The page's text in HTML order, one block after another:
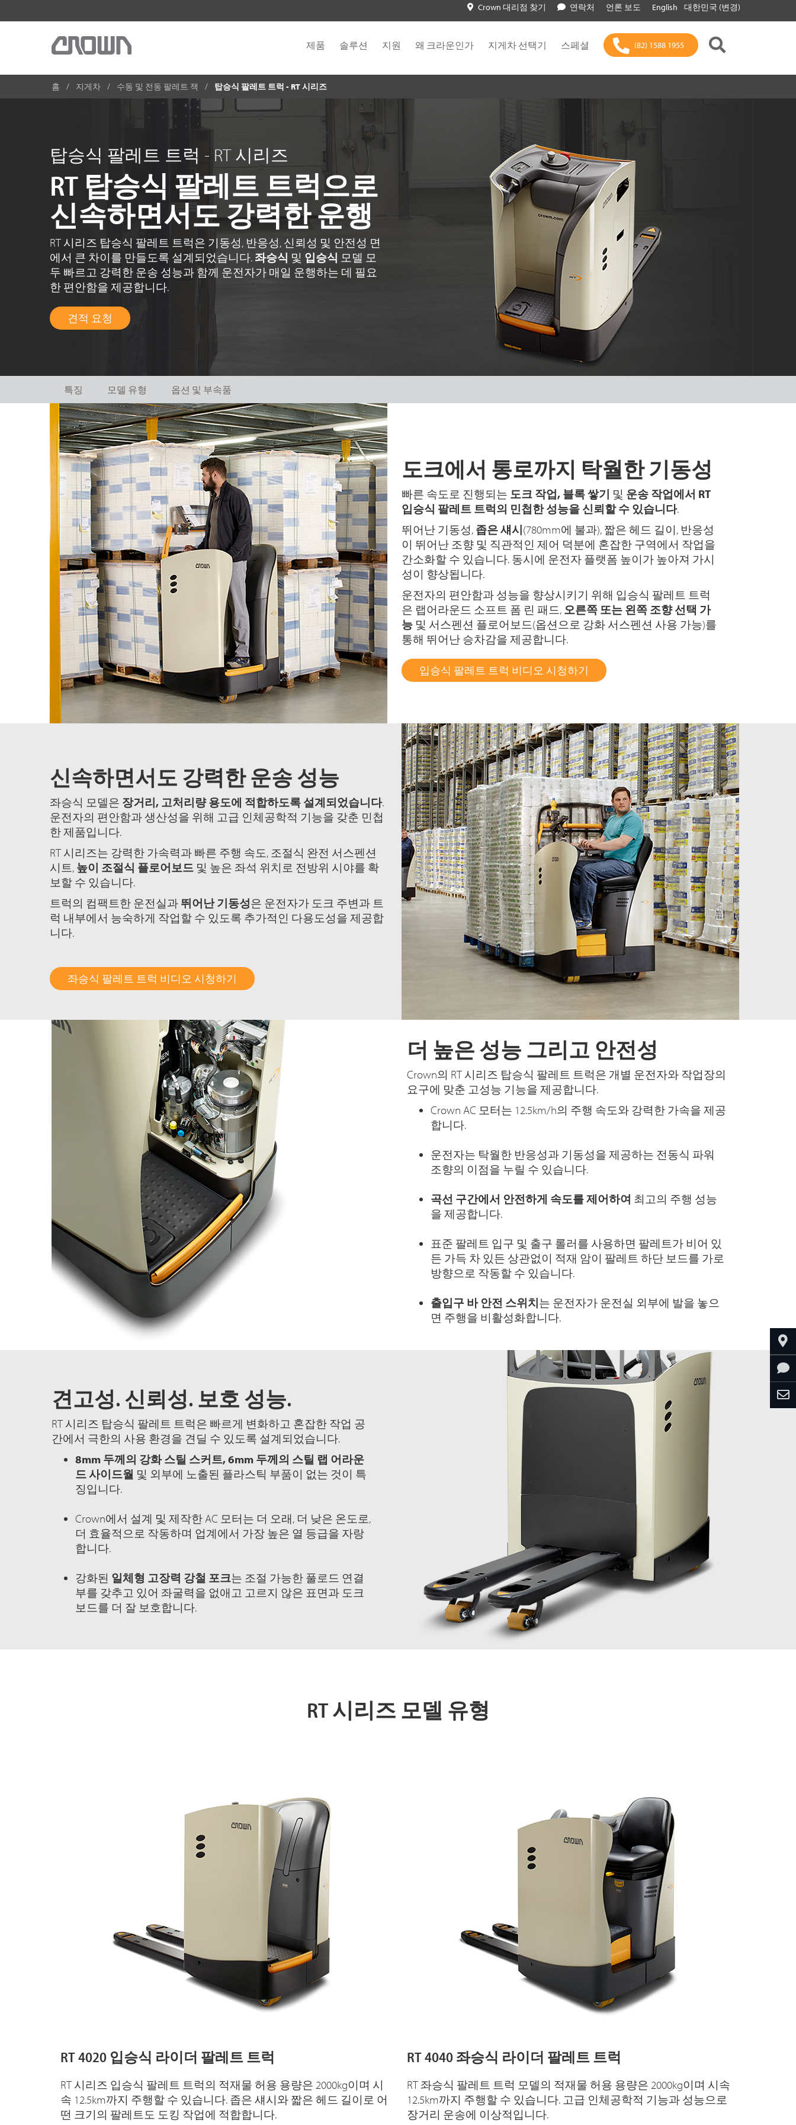
Crown 대리점 찾기 연락처 언론 보도 English 대한민국 (변경)
제품 솔루션 지원 왜 크라운인가 지게차 선택기 스페셜 (82) 1588 1955
홈 지게차 수동 및 전동 팔레트 잭 탑승식 팔레트 트럭 - RT 시리즈
탑승식 팔레트 트럭 - RT 시리즈
RT 탑승식 팔레트 트럭으로
신속하면서도 강력한 운행
RT 시리즈 탑승식 팔레트 트럭은 기동성, 반응성, 신뢰성 및 안전성 면
에서 큰 차이를 만들도록 설계되었습니다. 좌승식 및 입승식 모델 모
두 빠르고 강력한 운송 성능과 함께 운전자가 매일 운행하는 데 필요
한 편안함을 제공합니다.
견적 요청
특징 모델 유형 옵션 및 부속품
도크에서 통로까지 탁월한 기동성
빠른 속도로 진행되는 도크 작업, 블록 쌓기 및 운송 작업에서 RT
입승식 팔레트 트럭의 민첩한 성능을 신뢰할 수 있습니다.
뛰어난 기동성, 좁은 섀시(780mm에 불과), 짧은 헤드 길이, 반응성
이 뛰어난 조향 및 직관적인 제어 덕분에 혼잡한 구역에서 작업을
간소화할 수 있습니다. 동시에 운전자 플랫폼 높이가 높아져 가시
성이 향상됩니다.
운전자의 편안함과 성능을 향상시키기 위해 입승식 팔레트 트럭
은 랩어라운드 소프트 폼 린 패드, 오른쪽 또는 왼쪽 조향 선택 가
능 및 서스펜션 플로어보드(옵션으로 강화 서스펜션 사용 가능)를
통해 뛰어난 승차감을 제공합니다.
입승식 팔레트 트럭 비디오 시청하기
신속하면서도 강력한 운송 성능
좌승식 모델은 장거리, 고처리량 용도에 적합하도록 설계되었습니다.
운전자의 편안함과 생산성을 위해 고급 인체공학적 기능을 갖춘 민첩
한 제품입니다.
RT 시리즈는 강력한 가속력과 빠른 주행 속도, 조절식 완전 서스펜션
시트, 높이 조절식 플로어보드 및 높은 좌석 위치로 전방위 시야를 확
보할 수 있습니다.
트럭의 컴팩트한 운전실과 뛰어난 기동성은 운전자가 도크 주변과 트
럭 내부에서 능숙하게 작업할 수 있도록 추가적인 다용도성을 제공합
니다.
좌승식 팔레트 트럭 비디오 시청하기
더 높은 성능 그리고 안전성
Crown의 RT 시리즈 탑승식 팔레트 트럭은 개별 운전자와 작업장의
요구에 맞춘 고성능 기능을 제공합니다.
Crown AC 모터는 12.5km/h의 주행 속도와 강력한 가속을 제공
합니다.
운전자는 탁월한 반응성과 기동성을 제공하는 전동식 파워
조향의 이점을 누릴 수 있습니다.
곡선 구간에서 안전하게 속도를 제어하여 최고의 주행 성능
을 제공합니다.
표준 팔레트 입구 및 출구 롤러를 사용하면 팔레트가 비어 있
든 가득 차 있든 상관없이 적재 암이 팔레트 하단 보드를 가로
방향으로 작동할 수 있습니다.
출입구 바 안전 스위치는 운전자가 운전실 외부에 발을 놓으
면 주행을 비활성화합니다.
견고성. 신뢰성. 보호 성능.
RT 시리즈 탑승식 팔레트 트럭은 빠르게 변화하고 혼잡한 작업 공
간에서 극한의 사용 환경을 견딜 수 있도록 설계되었습니다.
8mm 두께의 강화 스틸 스커트, 6mm 두께의 스틸 랩 어라운
드 사이드월 및 외부에 노출된 플라스틱 부품이 없는 것이 특
징입니다.
Crown에서 설계 및 제작한 AC 모터는 더 오래, 더 낮은 온도로,
더 효율적으로 작동하며 업계에서 가장 높은 열 등급을 자랑
합니다.
강화된 일체형 고장력 강철 포크는 조절 가능한 풀로드 연결
부를 갖추고 있어 좌굴력을 없애고 고르지 않은 표면과 도크
보드를 더 잘 보호합니다.
RT 시리즈 모델 유형
RT 4020 입승식 라이더 팔레트 트럭
RT 시리즈 입승식 팔레트 트럭의 적재물 허용 용량은 2000kg이며 시
속 12.5km까지 주행할 수 있습니다. 좁은 섀시와 짧은 헤드 길이로 어
떤 크기의 팔레트도 도킹 작업에 적합합니다.
RT 4040 좌승식 라이더 팔레트 트럭
RT 좌승식 팔레트 트럭 모델의 적재물 허용 용량은 2000kg이며 시속
12.5km까지 주행할 수 있습니다. 고급 인체공학적 기능과 성능으로
장거리 운송에 이상적입니다.